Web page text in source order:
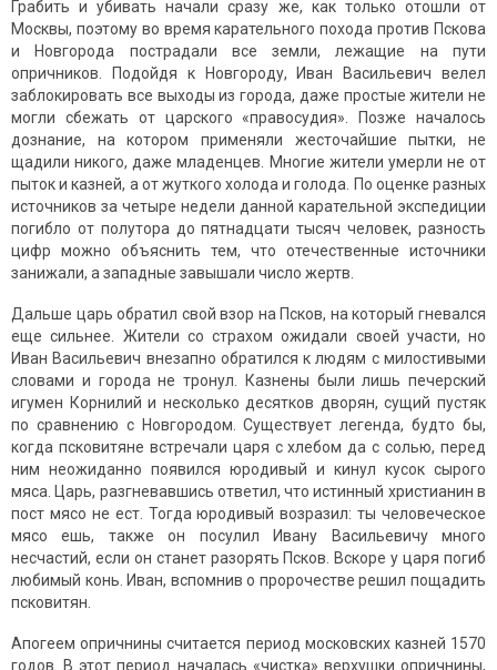
Грабить и убивать начали сразу же, как только отошли от
Москвы, поэтому во время карательного похода против Пскова
и Новгорода пострадали все земли, лежащие на пути
опричников. Подойдя к Новгороду, Иван Васильевич велел
заблокировать все выходы из города, даже простые жители не
могли сбежать от царского «правосудия». Позже началось
дознание, на котором применяли жесточайшие пытки, не
щадили никого, даже младенцев. Многие жители умерли не от
пыток и казней, а от жуткого холода и голода. По оценке разных
источников за четыре недели данной карательной экспедиции
погибло от полутора до пятнадцати тысяч человек, разность
цифр можно объяснить тем, что отечественные источники
занижали, а западные завышали число жертв.
Дальше царь обратил свой взор на Псков, на который гневался
еще сильнее. Жители со страхом ожидали своей участи, но
Иван Васильевич внезапно обратился к людям с милостивыми
словами и города не тронул. Казнены были лишь печерский
игумен Корнилий и несколько десятков дворян, сущий пустяк
по сравнению с Новгородом. Существует легенда, будто бы,
когда псковитяне встречали царя с хлебом да с солью, перед
ним неожиданно появился юродивый и кинул кусок сырого
мяса. Царь, разгневавшись ответил, что истинный христианин в
пост мясо не ест. Тогда юродивый возразил: ты человеческое
мясо ешь, также он посулил Ивану Васильевичу много
несчастий, если он станет разорять Псков. Вскоре у царя погиб
любимый конь. Иван, вспомнив о пророчестве решил пощадить
псковитян.
Апогеем опричнины считается период московских казней 1570
годов. В этот период началась «чистка» верхушки опричнины,